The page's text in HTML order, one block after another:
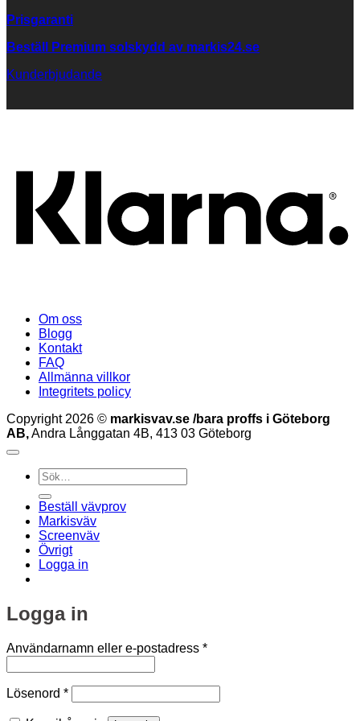
Prisgaranti
Beställ Premium solskydd av markis24.se
Kunderbjudande
Om oss
Blogg
Kontakt
FAQ
Allmänna villkor
Integritets policy
Copyright 2026 © markisvav.se /bara proffs i Göteborg
AB,Andra Långgatan 4B, 413 03 Göteborg
Sök
efter:
Beställ vävprov
Markisväv
Screenväv
Övrigt
Logga in
Logga in
Användarnamn eller e-postadress *Obligatoriskt
Lösenord *Obligatoriskt